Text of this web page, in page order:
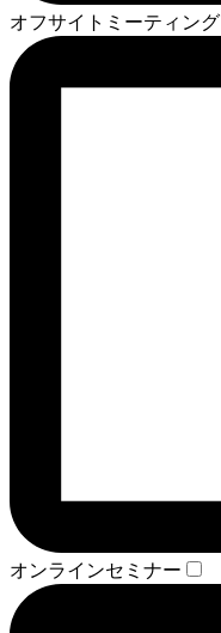
オフサイトミーティング
オンラインセミナー